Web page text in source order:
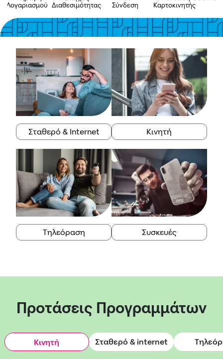
Λογαριασμού Διαθεσιμότητας
Σύνδεση
Καρτοκινητής
Σταθερό & Internet Κινητή
Τηλεόραση Συσκευές
Προτάσεις Προγραμμάτων
Κινητή Σταθερό & internet